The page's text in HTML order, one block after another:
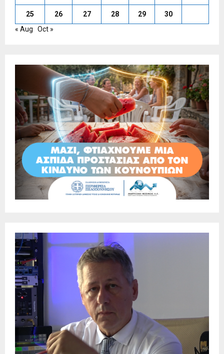
25 26 27 28 29
30
« Aug
Oct »